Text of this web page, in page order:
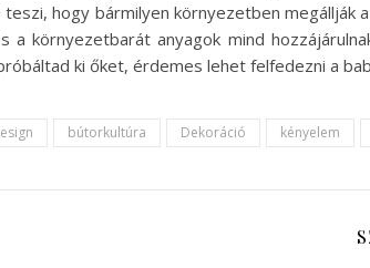
hogy bármilyen környezetben megállják
a környezetbarát anyagok mind
ki őket, érdemes lehet felfedezni a
bútorkultúra Dekoráció kényelem